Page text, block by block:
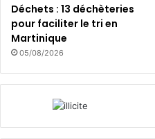
Déchets : 13 déchèteries
pour faciliter le tri en
Martinique
05/08/2026